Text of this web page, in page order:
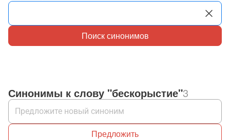
Поиск синонимов
Синонимы к слову "бескорыстие"3
Предложить